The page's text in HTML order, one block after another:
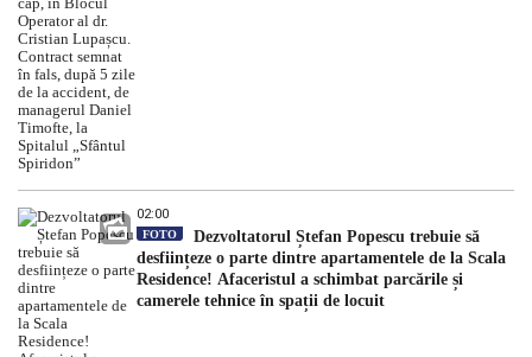
02:00
FOTO
Dezvoltatorul Ștefan Popescu trebuie să
desființeze o parte dintre apartamentele de la Scala
Residence! Afaceristul a schimbat parcările și
camerele tehnice în spații de locuit